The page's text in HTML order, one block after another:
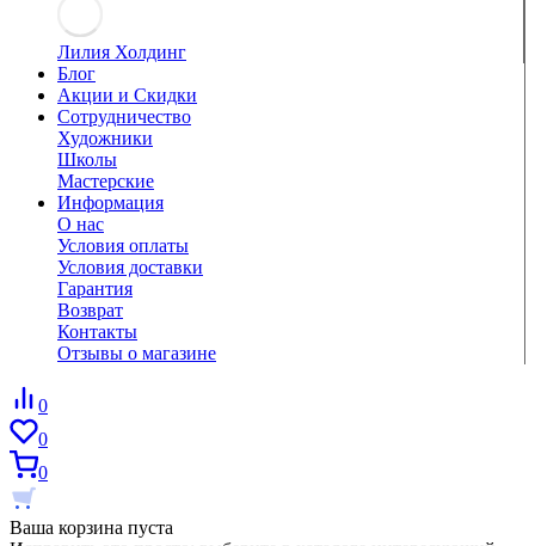
Лилия Холдинг
Блог
Акции и Скидки
Сотрудничество
Художники
Школы
Мастерские
Информация
О нас
Условия оплаты
Условия доставки
Гарантия
Возврат
Контакты
Отзывы о магазине
0
0
0
Ваша корзина пуста